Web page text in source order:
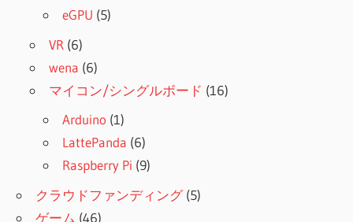
eGPU (5)
VR (6)
wena (6)
マイコン/シングルボード (16)
Arduino (1)
LattePanda (6)
Raspberry Pi (9)
クラウドファンディング(5)
ゲーム (46)